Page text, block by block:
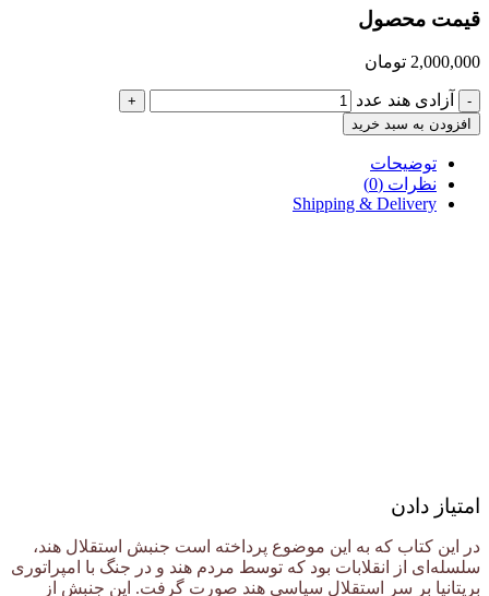
قیمت محصول
2,000,000 تومان
- آزادی هند عدد
+
افزودن به سبد خرید
توضیحات
نظرات (0)
Shipping & Delivery
امتیاز دادن
در این کتاب که به این موضوع پرداخته است جنبش استقلال هند،
سلسله‌ای از انقلابات بود که توسط مردم هند و در جنگ با امپراتوری
بریتانیا بر سر استقلال سیاسی هند صورت گرفت. این جنبش از